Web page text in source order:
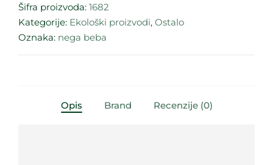
Šifra proizvoda: 1682
Kategorije: Ekološki proizvodi, Ostalo
Oznaka: nega beba
Opis Brand Recenzije (0)